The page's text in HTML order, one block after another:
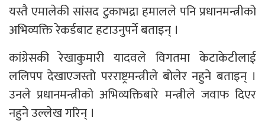
यस्तै एमालेकी सांसद टुकाभद्रा हमालले पनि प्रधानमन्त्रीको
अभिव्यक्ति रेकर्डबाट हटाउनुपर्ने बताइन् ।
कांग्रेसकी रेखाकुमारी यादवले विगतमा केटाकेटीलाई
ललिपप देखाएजस्तो परराष्ट्रमन्त्रीले बोलेर नहुने बताइन् ।
उनले प्रधानमन्त्रीको अभिव्यक्तिबारे मन्त्रीले जवाफ दिएर
नहुने उल्लेख गरिन् ।